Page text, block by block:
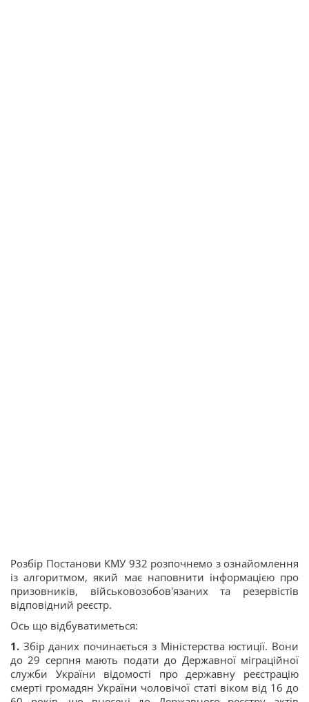
Розбір Постанови КМУ 932 розпочнемо з ознайомлення
із алгоритмом, який має наповнити інформацією про
призовників, військовозобов'язаних та резервістів
відповідний реєстр.
Ось що відбуватиметься:
1️. Збір даних починається з Міністерства юстиції. Вони
до 29 серпня мають подати до Державної міграційної
служби України відомості про державну реєстрацію
смерті громадян України чоловічої статі віком від 16 до